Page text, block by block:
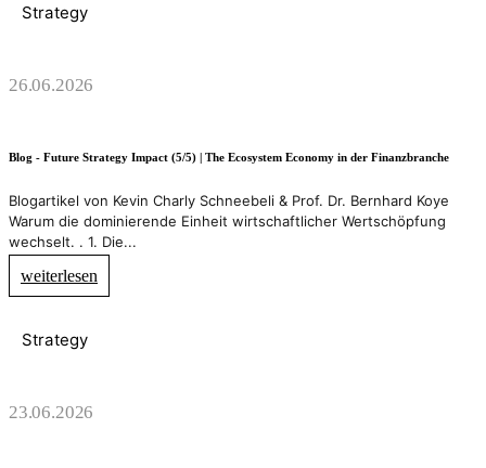
Strategy
26.06.2026
Blog - Future Strategy Impact (5/5) | The Ecosystem Economy in der Finanzbranche
Blogartikel von Kevin Charly Schneebeli & Prof. Dr. Bernhard Koye
Warum die dominierende Einheit wirtschaftlicher Wertschöpfung
wechselt. . 1. Die...
weiterlesen
Strategy
23.06.2026